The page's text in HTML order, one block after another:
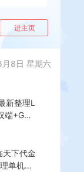
进主页
8日 星期六
新整理L
端+GM
天下代金
单机一